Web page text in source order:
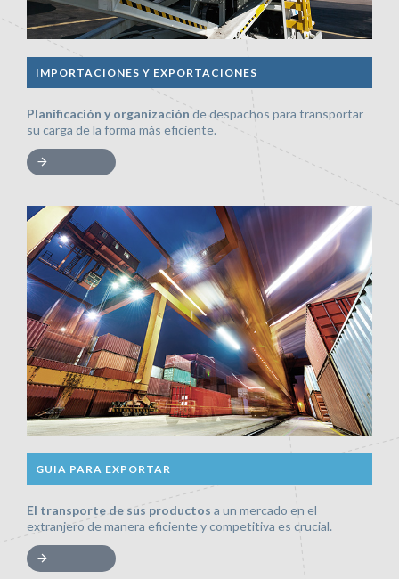
IMPORTACIONES Y EXPORTACIONES
Planificación y organización de despachos para transportar
su carga de la forma más eficiente.
GUIA PARA EXPORTAR
El transporte de sus productos a un mercado en el
extranjero de manera eficiente y competitiva es crucial.